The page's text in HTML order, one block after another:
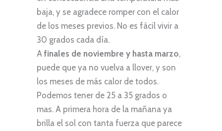
baja, y se agradece romper con el calor
de los meses previos. No es fácil vivir a
30 grados cada día.
A finales de noviembre y hasta marzo,
puede que ya no vuelva a llover, y son
los meses de más calor de todos.
Podemos tener de 25 a 35 grados o
mas. A primera hora de la mañana ya
brilla el sol con tanta fuerza que parece